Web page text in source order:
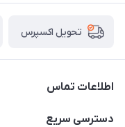
تحویل اکسپرس
اطلاعات تماس
09913878908 _ 09201096459 _ 021.28424157
دسترسی سریع